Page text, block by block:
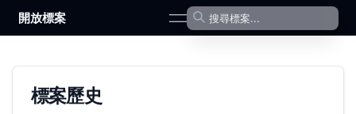
開放標案 open navigation menu
標案歷史